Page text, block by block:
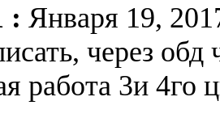
: Января 19,
через
работа 3и 4го